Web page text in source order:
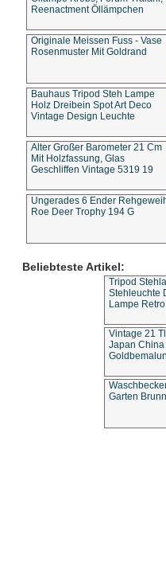
Reenactment Öllämpchen
Originale Meissen Fuss - Vase
Rosenmuster Mit Goldrand
Bauhaus Tripod Steh Lampe
Holz Dreibein Spot Art Deco
Vintage Design Leuchte
Alter Großer Barometer 21 Cm
Mit Holzfassung, Glas
Geschliffen Vintage 5319 19
Ungerades 6 Ender
Roe Deer Trophy 194 G
Beliebteste Artikel:
Tripod
Stehleuchte
Lampe
Vintage 21
Japan
Garten